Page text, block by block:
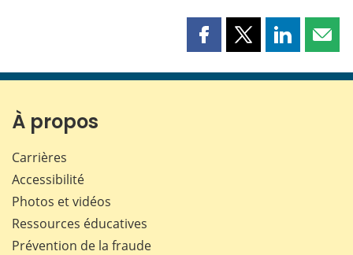
Partager
page
Partager
page
Partager
page page
À propos
Carrières
Accessibilité
Photos et vidéos
Ressources éducatives
Prévention de la fraude